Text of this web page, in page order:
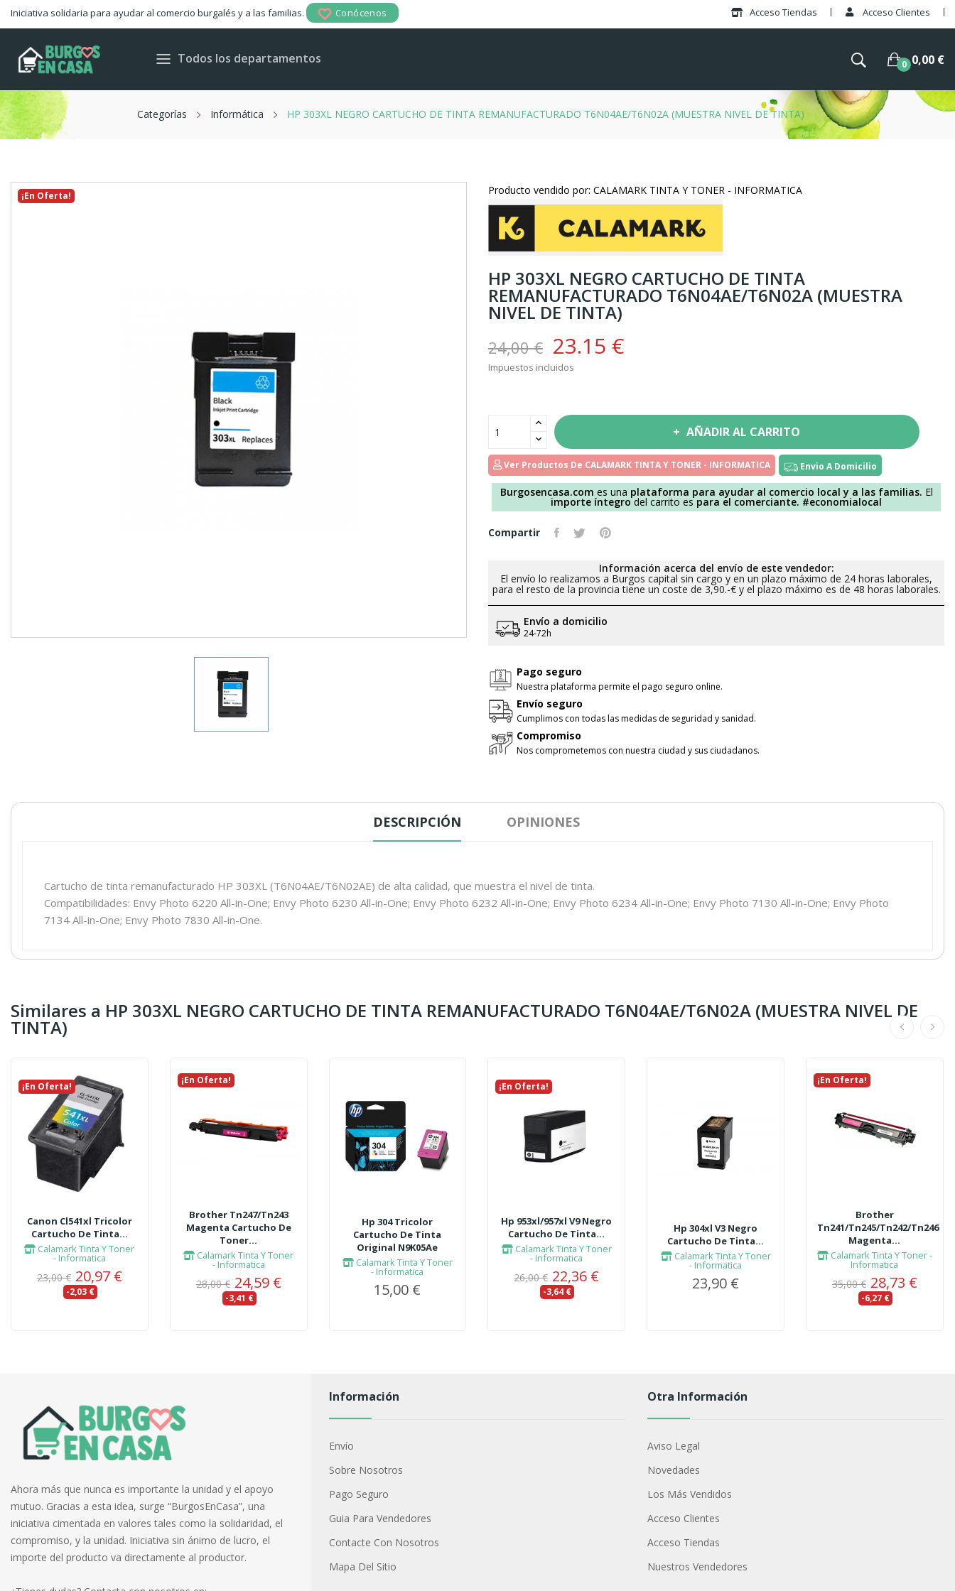
Acceso Clientes
Acceso Tiendas
Iniciativa solidaria para ayudar al comercio burgalés y a las familias. Conócenos
Todos los departamentos 0 0,00 €
Categorías Informática HP 303XL NEGRO CARTUCHO DE TINTA REMANUFACTURADO T6N04AE/T6N02A (MUESTRA NIVEL DE TINTA)
¡En Oferta! Producto vendido por: CALAMARK TINTA Y TONER - INFORMATICA
HP 303XL NEGRO CARTUCHO DE TINTA
REMANUFACTURADO T6N04AE/T6N02A (MUESTRA
NIVEL DE TINTA)
24,00 € 23.15 €
Impuestos incluidos
AÑADIR AL CARRITO
Ver Productos De CALAMARK TINTA Y TONER - INFORMATICA Envio A Domicilio
Burgosencasa.com es una plataforma para ayudar al comercio local y a las familias. El
importe íntegrodel carrito es para el comerciante. #economialocal
Compartir
Información acerca del envío de este vendedor:
El envío lo realizamos a Burgos capital sin cargo y en un plazo máximo de 24 horas laborales,
para el resto de la provincia tiene un coste de 3,90.-€ y el plazo máximo es de 48 horas laborales.
Envío a domicilio
24-72h
Pago seguro
Nuestra plataforma permite el pago seguro online.
Envío seguro
Cumplimos con todas las medidas de seguridad y sanidad.
Compromiso
Nos comprometemos con nuestra ciudad y sus ciudadanos.
DESCRIPCIÓN OPINIONES
Cartucho de tinta remanufacturado HP 303XL (T6N04AE/T6N02AE) de alta calidad, que muestra el nivel de tinta.
Compatibilidades: Envy Photo 6220 All-in-One; Envy Photo 6230 All-in-One; Envy Photo 6232 All-in-One; Envy Photo 6234 All-in-One; Envy Photo 7130 All-in-One; Envy Photo
7134 All-in-One; Envy Photo 7830 All-in-One.
Similares a HP 303XL NEGRO CARTUCHO DE TINTA REMANUFACTURADO T6N04AE/T6N02A (MUESTRA NIVEL DE
TINTA)
¡En Oferta!
Canon Cl541xl Tricolor
Cartucho De Tinta...
Calamark Tinta Y Toner
- Informatica
23,00 € 20,97 €
-2,03 €
¡En Oferta!
Brother Tn247/tn243
Magenta Cartucho De
Toner...
Calamark Tinta Y Toner
- Informatica
28,00 € 24,59 €
-3,41 €
Hp 304 Tricolor
Cartucho De Tinta
Original N9K05Ae
Calamark Tinta Y Toner
- Informatica
15,00 €
¡En Oferta!
Hp 953xl/957xl V9 Negro
Cartucho De Tinta...
Calamark Tinta Y Toner
- Informatica
26,00 € 22,36 €
-3,64 €
Hp 304xl V3 Negro
Cartucho De Tinta...
Calamark Tinta Y Toner
- Informatica
23,90 €
¡En Oferta!
Brother
Tn241/tn245/tn242/tn246
Magenta...
Calamark Tinta Y Toner -
Informatica
35,00 € 28,73 €
-6,27 €
Ahora más que nunca es importante la unidad y el apoyo
mutuo. Gracias a esta idea, surge “BurgosEnCasa”, una
iniciativa cimentada en valores tales como la solidaridad, el
compromiso, y la unidad. Iniciativa sin ánimo de lucro, el
importe del producto va directamente al productor.
Información
Envío
Sobre Nosotros
Pago Seguro
Guia Para Vendedores
Contacte Con Nosotros
Mapa Del Sitio
Otra Información
Aviso Legal
Novedades
Los Más Vendidos
Acceso Clientes
Acceso Tiendas
Nuestros Vendedores